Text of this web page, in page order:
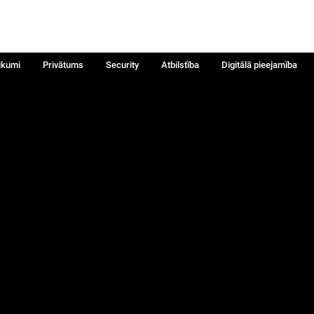
Privātums Security Atbilstība
Digitālā pieejamība